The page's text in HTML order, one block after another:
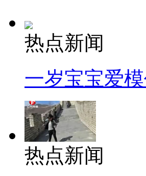
热点新闻
一岁宝宝爱
热点新闻